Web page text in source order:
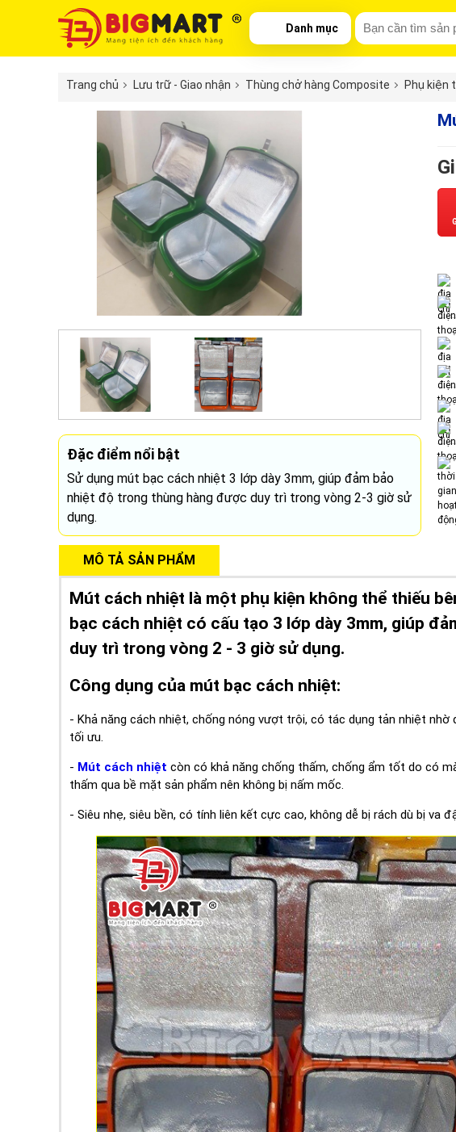
Danh mục
Trang chủ Lưu trữ - Giao nhận Thùng chở hàng Composite Phụ kiện
Đặc điểm nổi bật
Sử dụng mút bạc cách nhiệt 3 lớp dày 3mm, giúp đảm bảo
nhiệt độ trong thùng hàng được duy trì trong vòng 2-3 giờ sử
dụng.
MÔ TẢ SẢN PHẨM
Mút cách nhiệt là một phụ kiện không thể thiếu
bạc cách nhiệt có cấu tạo 3 lớp dày 3mm, giúp
duy trì trong vòng 2 - 3 giờ sử dụng.
Công dụng của mút bạc cách nhiệt:
- Khả năng cách nhiệt, chống nóng vượt trội, có tác dụng tản nhiệt
tối ưu.
- Mút cách nhiệt còn có khả năng chống thấm, chống ẩm tốt do có
thấm qua bề mặt sản phẩm nên không bị nấm mốc.
- Siêu nhẹ, siêu bền, có tính liên kết cực cao, không dễ bị rách dù bị va